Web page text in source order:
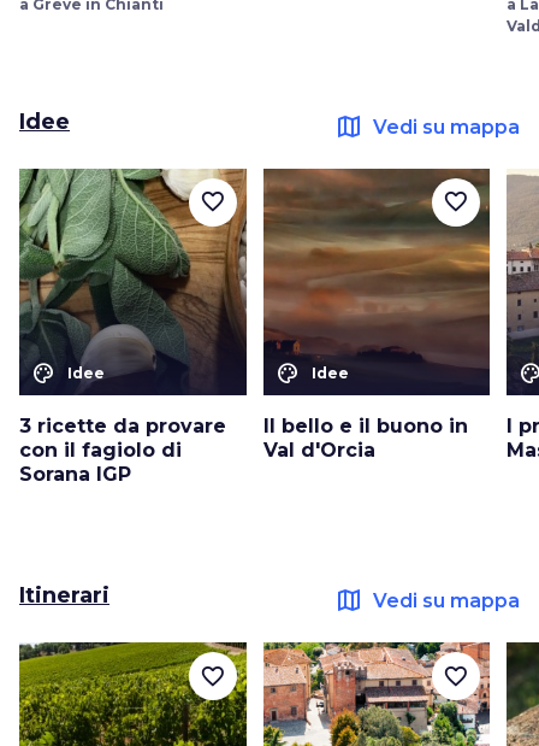
a Greve in Chianti
a
Idee map Vedi su mappa
color_lens Idee
3 ricette da provare
con il fagiolo di
Sorana IGP
favorite_border
color_lens Idee
Il bello e il buono in
Val d'Orcia
favorite_border
I
Itinerari map Vedi su mappa
favorite_border favorite_border